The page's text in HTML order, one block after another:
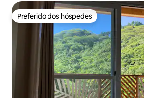
Preferido dos hóspedes
Preferido dos hóspedes